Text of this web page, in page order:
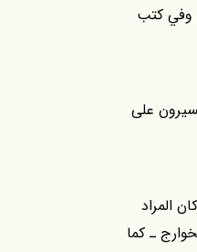
وفي كتب
على
المراد
ـ كما